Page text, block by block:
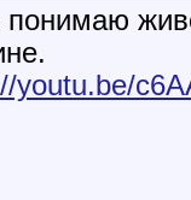
понимаю
youtu.be/